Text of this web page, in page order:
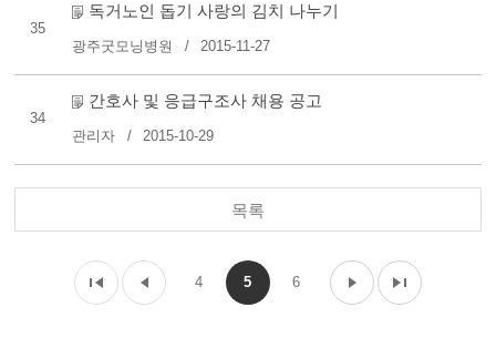
35
독거노인 돕기 사랑의 김치 나누기
광주굿모닝병원 2015-11-27
34
간호사 및 응급구조사 채용 공고
관리자 2015-10-29
목록
4 5 6